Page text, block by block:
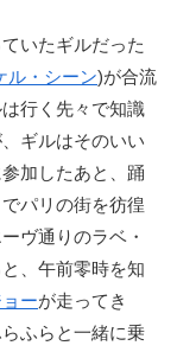
いたギルだった
ル・シーン)が合流
行く先々で知識
ギルはそのいい
加したあと、踊
パリの街を彷徨
ヴ通りのラベ・
、午前零時を知
ーが走ってき
ふらと一緒に乗